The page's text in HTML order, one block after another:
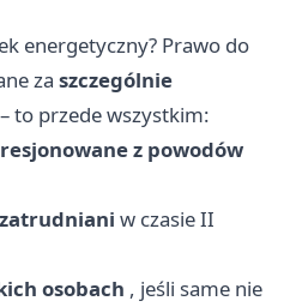
energetyczny? Prawo do
za szczególnie
– to przede wszystkim:
z powodów
w czasie II
osobach , jeśli same nie